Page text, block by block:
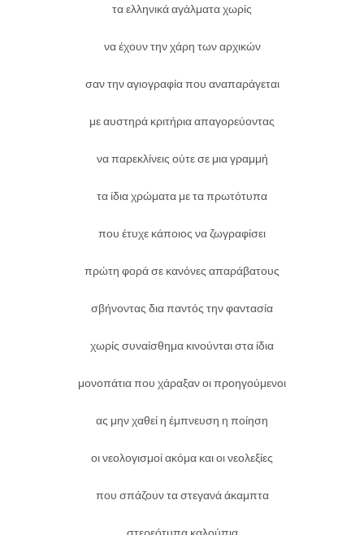
τα ελληνικά αγάλματα χωρίς
να έχουν την χάρη των αρχικών
σαν την αγιογραφία που αναπαράγεται
με αυστηρά κριτήρια απαγορεύοντας
να παρεκλίνεις ούτε σε μια γραμμή
τα ίδια χρώματα με τα πρωτότυπα
που έτυχε κάποιος να ζωγραφίσει
πρώτη φορά σε κανόνες απαράβατους
σβήνοντας δια παντός την φαντασία
χωρίς συναίσθημα κινούνται στα ίδια
μονοπάτια που χάραξαν οι προηγούμενοι
ας μην χαθεί η έμπνευση η ποίηση
οι νεολογισμοί ακόμα και οι νεολεξίες
που σπάζουν τα στεγανά άκαμπτα
στερεότυπα καλούπια